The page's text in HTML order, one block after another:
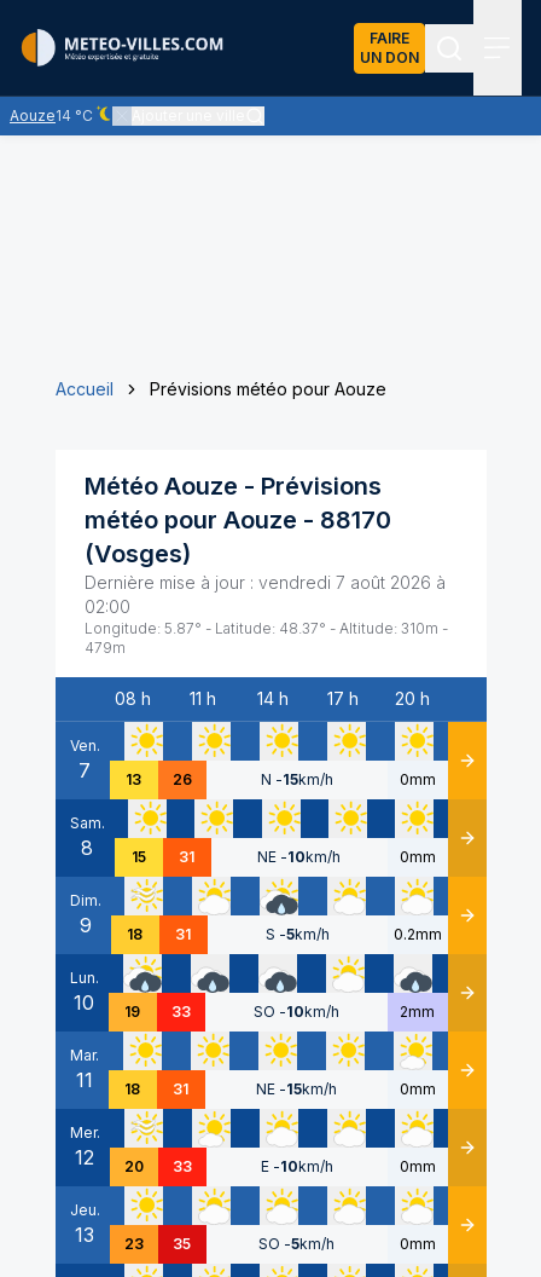
FAIRE
UN DON
Aouze14 °C
Ciel dégagé - quasiment pas de nuages
Accueil Prévisions météo pour Aouze
Météo Aouze - Prévisions
météo pour Aouze - 88170
(Vosges)
Dernière mise à jour : vendredi 7 août 2026 à
02:00
Longitude: 5.87° - Latitude: 48.37° - Altitude: 310m -
479m
Date
08 h 11 h 14 h 17 h 20 h
Ven.
7 13 26 N -15km/h 0mm Détails
Sam.
8 15 31 NE -10km/h 0mm Détails
Dim.
9 18 31 S -5km/h 0.2mm Détails
Lun.
10 19 33 SO -10km/h 2mm Détails
Mar.
11 18 31 NE -15km/h 0mm Détails
Mer.
12 20 33 E -10km/h 0mm Détails
Jeu.
13 23 35 SO -5km/h 0mm Détails